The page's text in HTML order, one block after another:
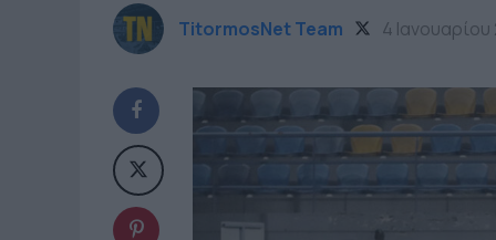
TitormosNet Team 4 Ιανουαρίου